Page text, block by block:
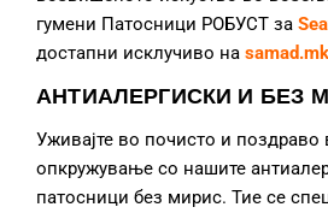
гумени Патосници РОБУСТ за
достапни исклучиво на samad.mk
АНТИАЛЕРГИСКИ И БЕЗ
Уживајте во почисто и поздраво
опкружување со нашите
патосници без мирис. Тие се